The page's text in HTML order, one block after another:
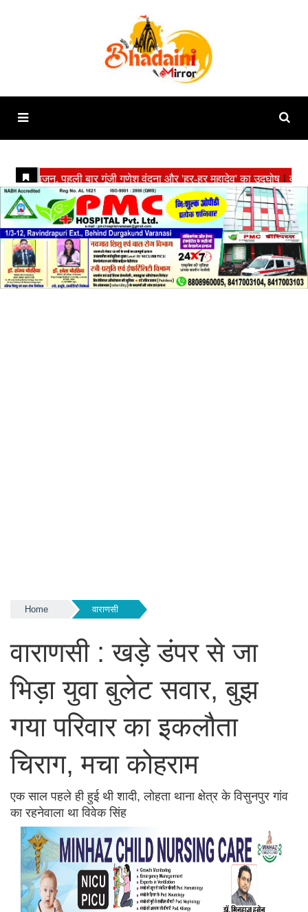
Home वाराणसी
वाराणसी : खड़े डंपर से जा
भिड़ा युवा बुलेट सवार, बुझ
गया परिवार का इकलौता
चिराग, मचा कोहराम
एक साल पहले ही हुई थी शादी, लोहता थाना क्षेत्र के विसुनपुर गांव
का रहनेवाला था विवेक सिंह